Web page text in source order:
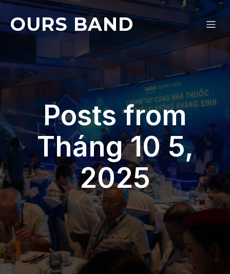
OURS BAND
Posts from
Tháng 10 5,
2025